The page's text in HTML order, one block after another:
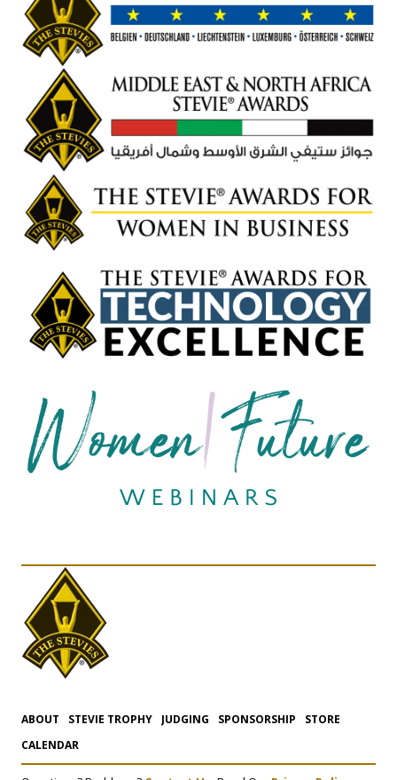
ABOUT STEVIE TROPHY JUDGING SPONSORSHIP
STORE
CALENDAR